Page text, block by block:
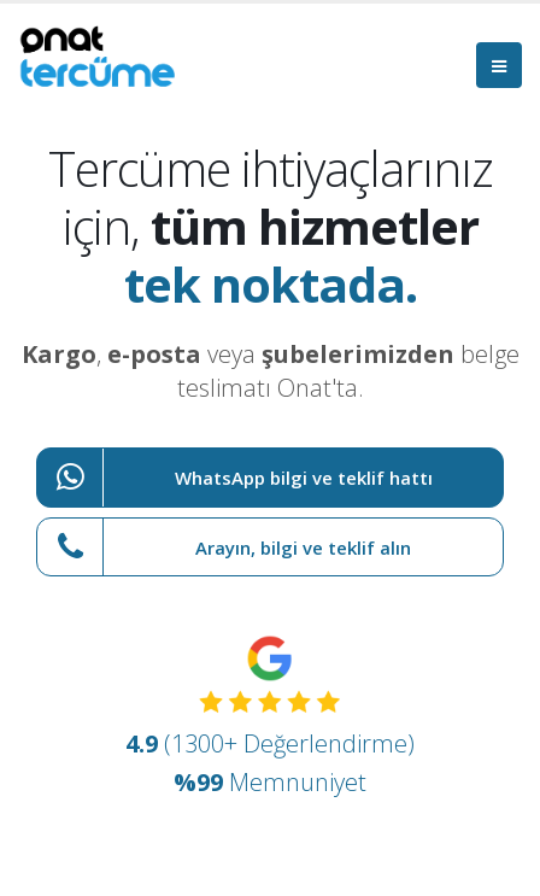
Tercüme ihtiyaçlarınız
için, tüm hizmetler
tek noktada.
Kargo, e-posta veya şubelerimizden belge
teslimatı Onat'ta.
WhatsApp bilgi ve teklif hattı
Arayın, bilgi ve teklif alın
4.9 (1300+ Değerlendirme)
%99 Memnuniyet